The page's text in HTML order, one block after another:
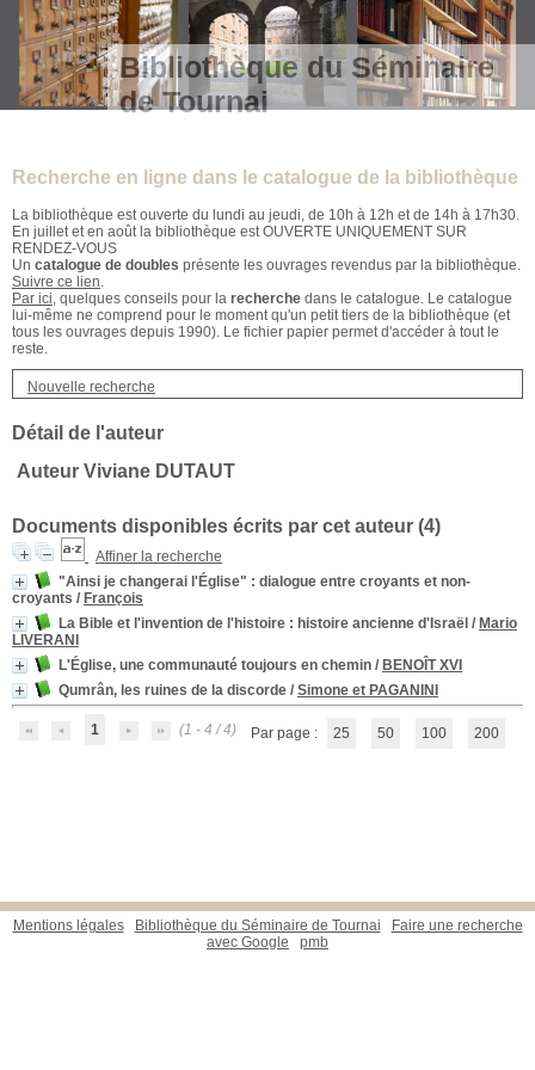
Bibliothèque du Séminaire
de Tournai
Recherche en ligne dans le catalogue de la bibliothèque
La bibliothèque est ouverte du lundi au jeudi, de 10h à 12h et de 14h à 17h30.
En juillet et en août la bibliothèque est OUVERTE UNIQUEMENT SUR
RENDEZ-VOUS
Un catalogue de doubles présente les ouvrages revendus par la bibliothèque.
Suivre ce lien.
Par ici, quelques conseils pour la recherche dans le catalogue. Le catalogue
lui-même ne comprend pour le moment qu'un petit tiers de la bibliothèque (et
tous les ouvrages depuis 1990). Le fichier papier permet d'accéder à tout le
reste.
Nouvelle recherche
Détail de l'auteur
Auteur Viviane DUTAUT
Documents disponibles écrits par cet auteur (4)
Affiner la recherche
"Ainsi je changerai l'Église" : dialogue entre croyants et non-
croyants / François
La Bible et l'invention de l'histoire : histoire ancienne d'Israël / Mario
LIVERANI
L'Église, une communauté toujours en chemin / BENOÎT XVI
Qumrân, les ruines de la discorde / Simone et PAGANINI
1 (1 - 4 / 4) Par page : 25 50 100 200
Mentions légales Bibliothèque du Séminaire de Tournai
Faire une recherche
avec Google
pmb